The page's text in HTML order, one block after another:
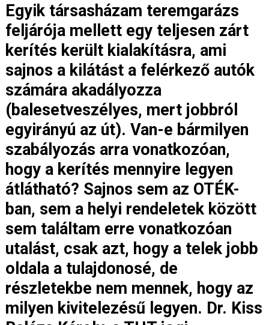
Egyik társasházam teremgarázs
feljárója mellett egy teljesen zárt
kerítés került kialakításra, ami
sajnos a kilátást a felérkező autók
számára akadályozza
(balesetveszélyes, mert jobbról
egyirányú az út). Van-e bármilyen
szabályozás arra vonatkozóan,
hogy a kerítés mennyire legyen
átlátható? Sajnos sem az OTÉK-
ban, sem a helyi rendeletek között
sem találtam erre vonatkozóan
utalást, csak azt, hogy a telek jobb
oldala a tulajdonosé, de
részletekbe nem mennek, hogy az
milyen kivitelezésű legyen. Dr. Kiss